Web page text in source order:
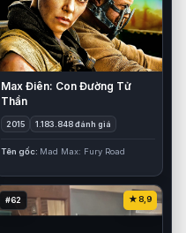
Max Điên: Con Đường Tử
Thần
2015 1.183.848 đánh giá
Tên gốc Mad Max: Fury Road
#62 8,9